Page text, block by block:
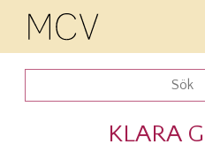
KLARA